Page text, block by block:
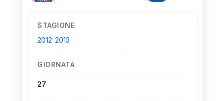
STAGIONE
2012-2013
GIORNATA
27